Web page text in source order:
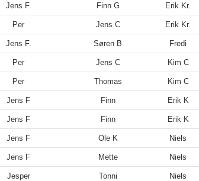
Jens F. Finn G Erik Kr.
Per Jens C Erik Kr.
Jens F. Søren B Fredi
Per Jens C Kim C
Per Thomas Kim C
Jens F Finn Erik K
Jens F Finn Erik K
Jens F Ole K Niels
Jens F Mette Niels
Jesper Tonni Niels